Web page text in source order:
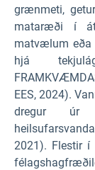
grænmeti,
mataræði í
matvælum eða
hjá
EES, 2024).
dregur úr
2021). Flestir